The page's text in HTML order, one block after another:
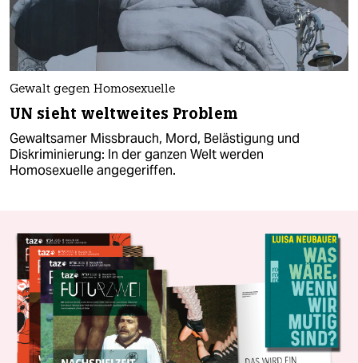
Gewalt gegen Homosexuelle
UN sieht weltweites Problem
Gewaltsamer Missbrauch, Mord, Belästigung und
Diskriminierung: In der ganzen Welt werden
Homosexuelle angegeriffen.